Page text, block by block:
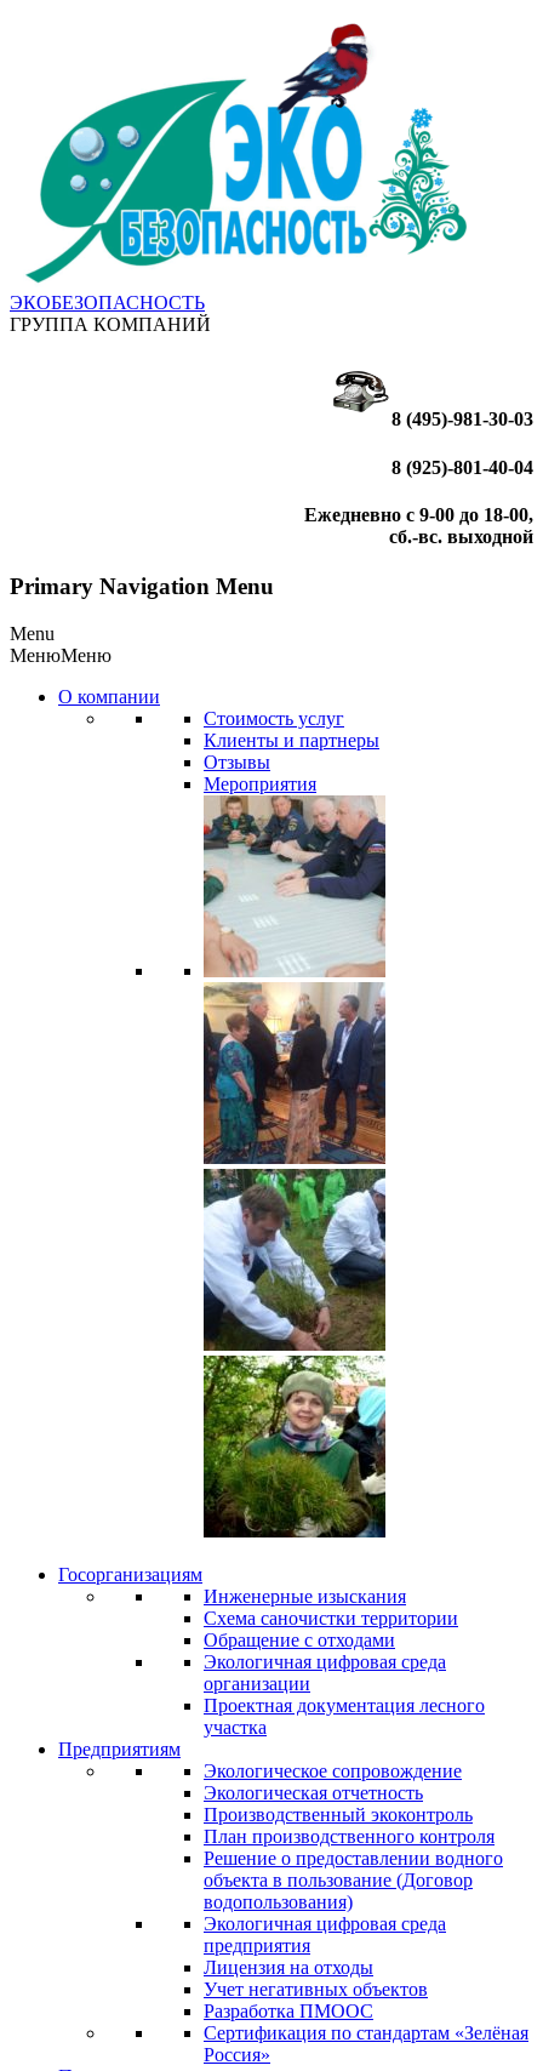
ЭКОБЕЗОПАСНОСТЬ
ГРУППА КОМПАНИЙ
8 (495)-981-30-03
8 (925)-801-40-04
Ежедневно с 9-00 до 18-00,
сб.-вс. выходной
Primary Navigation Menu
Menu
МенюМеню
О компании
Стоимость услуг
Клиенты и партнеры
Отзывы
Мероприятия
Госорганизациям
Инженерные изыскания
Схема саночистки территории
Обращение с отходами
Экологичная цифровая среда
организации
Проектная документация лесного
участка
Предприятиям
Экологическое сопровождение
Экологическая отчетность
Производственный экоконтроль
План производственного контроля
Решение о предоставлении водного
объекта в пользование (Договор
водопользования)
Экологичная цифровая среда
предприятия
Лицензия на отходы
Учет негативных объектов
Разработка ПМООС
Сертификация по стандартам «Зелёная
Россия»